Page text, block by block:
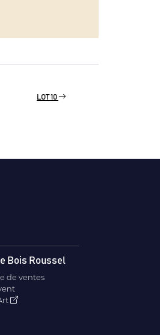
LOT 10
Bois Roussel
de ventes